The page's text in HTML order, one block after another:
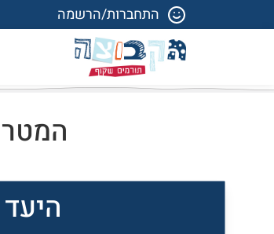
התחברות/הרשמה
היעד